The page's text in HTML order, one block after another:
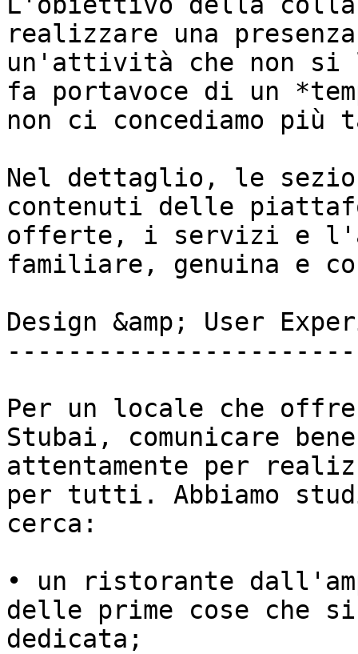
realizzare una
un'attività che non si
fa portavoce di un
non ci concediamo più
Nel dettaglio, le
contenuti delle
offerte, i servizi e
familiare, genuina e
Design &amp; User
Per un locale che offre
Stubai, comunicare
attentamente per
per tutti. Abbiamo
cerca:
• un ristorante
delle prime cose che si
dedicata;